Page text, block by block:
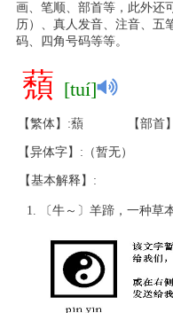
画、笔顺、部首等，此外还
历）、真人发音、注音、五
码、四角号码等等。
蘈 [tuí]
【繁体】:蘈 【部首
【异体字】:（暂无）
【基本解释】:
〔牛～〕羊蹄，一种草